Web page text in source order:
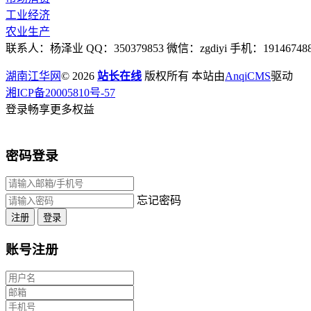
工业经济
农业生产
联系人：杨泽业 QQ：350379853 微信：zgdiyi 手机：
湖南江华网© 2026 站长在线 版权所有 本站由AnqiCMS驱动
湘ICP备20005810号-57
登录畅享更多权益
密码登录
忘记密码
注册 登录
账号注册